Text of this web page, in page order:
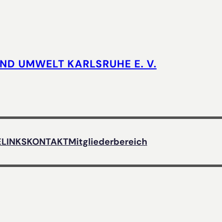
UMWELT KARLSRUHE E. V.
LINKSKONTAKTMitgliederbereich